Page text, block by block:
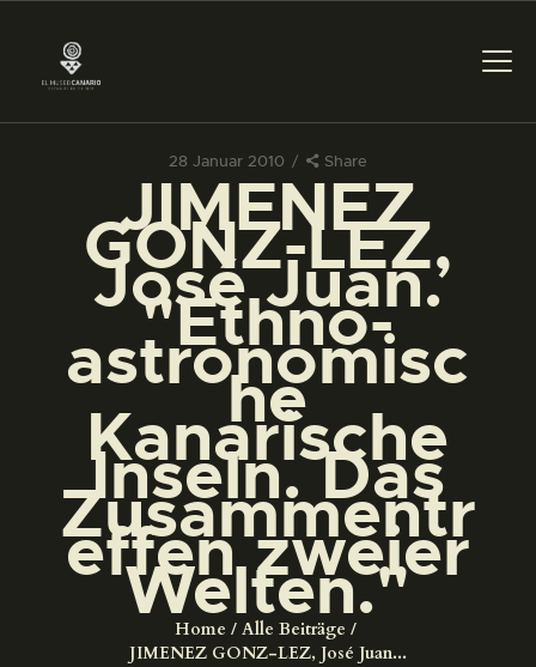
28 Januar 2010 Share
JIMENEZ
GONZ-LEZ,
José Juan.
"Ethno-
astronomisc
he
Kanarische
Inseln. Das
Zusammentr
effen zweier
Welten."
Home
Alle Beiträge
JIMENEZ GONZ-LEZ, José Juan...
DAS MUSEUM
DIENSTLEISTUNGEN
DIGITALE RESSOURCEN
DEUTSCH
DAS MUSEUM
DIENSTLEISTUNGEN
DIGITALE RESSOURCEN